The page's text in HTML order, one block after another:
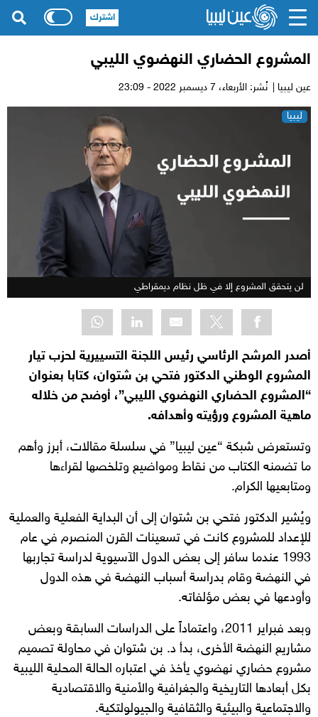
المشروع الحضاري النهضوي الليبي
عين ليبيا | نُشر: الأربعاء،
ليبيا
لن يتحقق المشروع إلا في ظل نظام ديمقراطي
أصدر المرشح الرئاسي رئيس اللجنة التسييرية لحزب تيار
المشروع الوطني الدكتور فتحي بن شتوان، كتابا بعنوان
“المشروع الحضاري النهضوي الليبي”، أوضح من خلاله
ماهية المشروع ورؤيته وأهدافه.
وتستعرض شبكة “عين ليبيا” في سلسلة مقالات، أبرز وأهم
ما تضمنه الكتاب من نقاط ومواضيع وتلخصها لقراءها
ومتابعيها الكرام.
ويُشير الدكتور فتحي بن شتوان إلى أن البداية الفعلية والعملية
للإعداد للمشروع كانت في تسعينات القرن المنصرم في عام
1993 عندما سافر إلى بعض الدول الآسيوية لدراسة تجاربها
في النهضة وقام بدراسة أسباب النهضة في هذه الدول
وأودعها في بعض مؤلفاته.
وبعد فبراير 2011، واعتماداً على الدراسات السابقة وبعض
مشاريع النهضة الأخرى، بدأ د. بن شتوان في محاولة تصميم
مشروع حضاري نهضوي يأخذ في اعتباره الحالة المحلية الليبية
بكل أبعادها التاريخية والجغرافية والأمنية والاقتصادية
والاجتماعية والبيئية والثقافية والجيولولتكية.
اشترك